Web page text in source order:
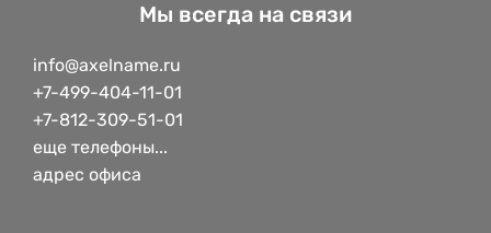
Мы всегда на связи
info@axelname.ru
+7-499-404-11-01
+7-812-309-51-01
еще телефоны...
адрес офиса